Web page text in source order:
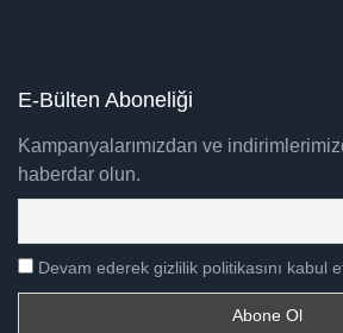
E-Bülten Aboneliği
Kampanyalarımızdan ve
haberdar olun.
Devam ederek gizlilik politikasını kabul